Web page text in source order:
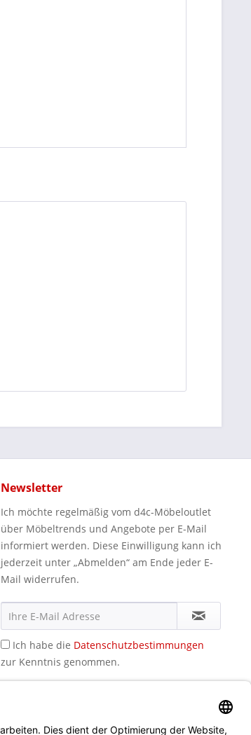
Newsletter
Ich möchte regelmäßig vom d4c-Möbeloutlet
über Möbeltrends und Angebote per E-Mail
informiert werden. Diese Einwilligung kann ich
jederzeit unter „Abmelden“ am Ende jeder E-
Mail widerrufen.
Ich habe die Datenschutzbestimmungen
zur Kenntnis genommen.